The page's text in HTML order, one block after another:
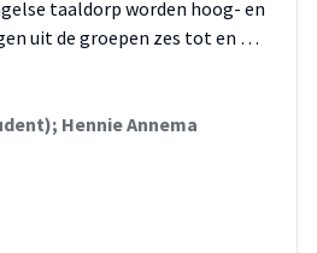
taaldorp worden hoog- en
uit de groepen zes tot en …
Hennie Annema